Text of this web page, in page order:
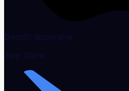
Bientôt disponible
App Store